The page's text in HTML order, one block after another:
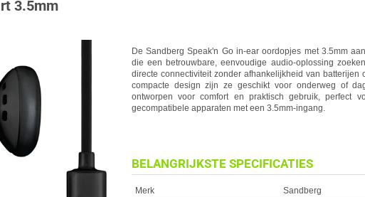
3.5mm
De Sandberg Speak'n Go in-ear oordopjes met 3.5mm
die een betrouwbare, eenvoudige audio-oplossing
directe connectiviteit zonder afhankelijkheid van batterijen
compacte design zijn ze geschikt voor onderweg of
ontworpen voor comfort en praktisch gebruik, perfect
gecompatibele apparaten met een 3.5mm-ingang.
BELANGRIJKSTE SPECIFICATIES
Eigenschap
Merk
Sandberg